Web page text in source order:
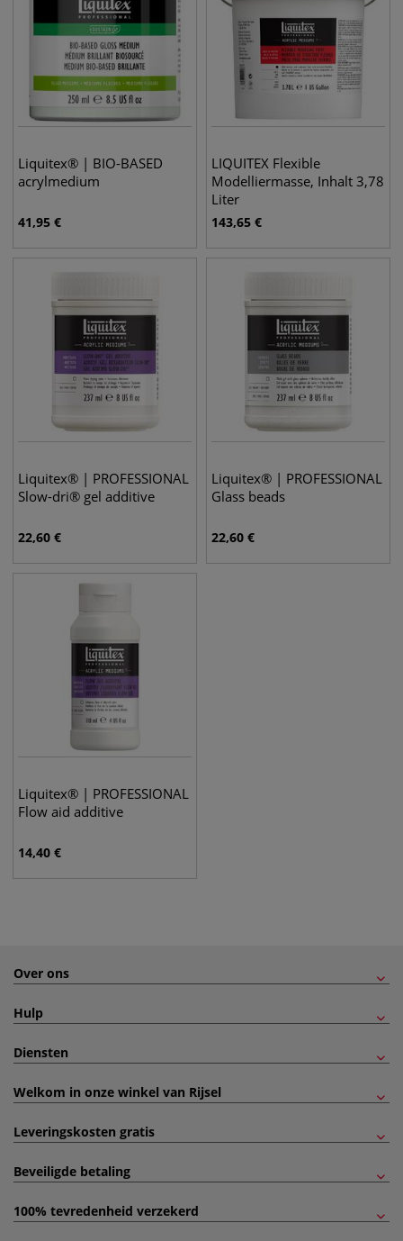
Liquitex® | BIO-BASED
acrylmedium
41,95 €
LIQUITEX Flexible
Modelliermasse, Inhalt 3,78
Liter
143,65 €
Liquitex® | PROFESSIONAL
Slow-dri® gel additive
22,60 €
Liquitex® | PROFESSIONAL
Glass beads
22,60 €
Liquitex® | PROFESSIONAL
Flow aid additive
14,40 €
Over ons
Hulp
Diensten
Welkom in onze winkel van Rijsel
Leveringskosten gratis
Beveiligde betaling
100% tevredenheid verzekerd